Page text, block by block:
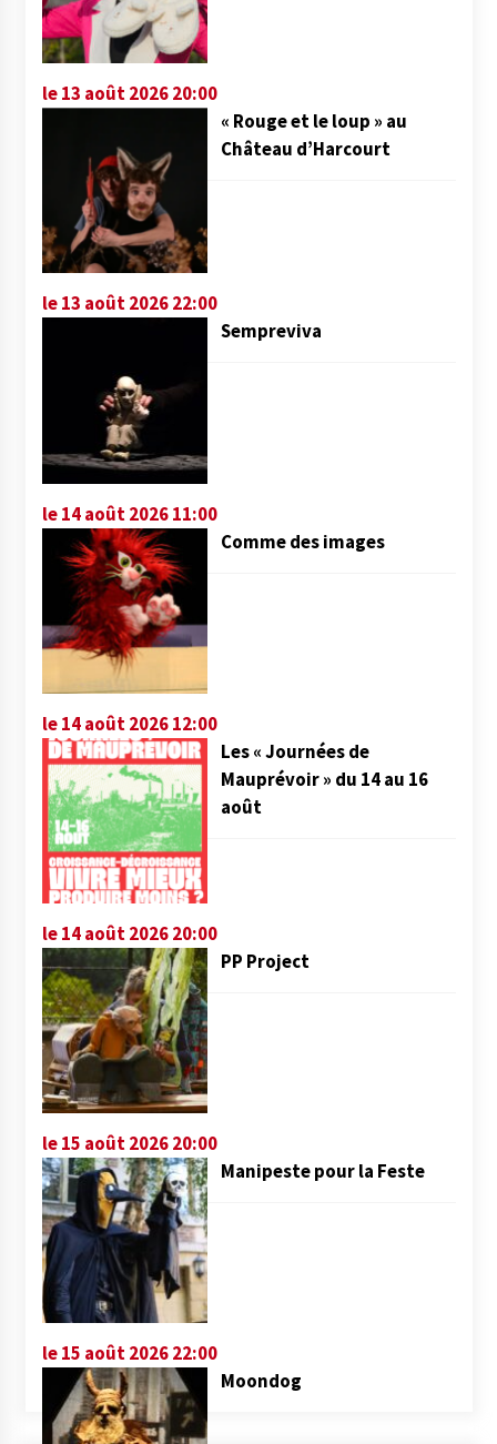
le 13 août 2026 20:00
« Rouge et le loup » au
Château d’Harcourt
le 13 août 2026 22:00
Sempreviva
le 14 août 2026 11:00
Comme des images
le 14 août 2026 12:00
Les « Journées de
Mauprévoir » du 14 au 16
août
le 14 août 2026 20:00
PP Project
le 15 août 2026 20:00
Manipeste pour la Feste
le 15 août 2026 22:00
Moondog